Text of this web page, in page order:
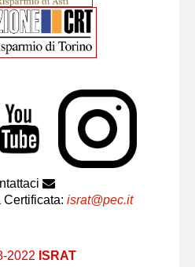
Certificata: israt@pec.it
2022 ISRAT